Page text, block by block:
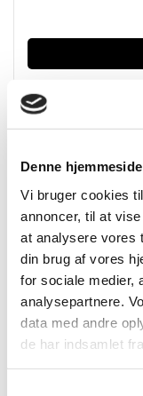
Denne
Vi bruger cookies
annoncer, til at
at analysere vores
din brug af vores
for sociale medier,
analysepartnere.
data med andre
de har indsamlet